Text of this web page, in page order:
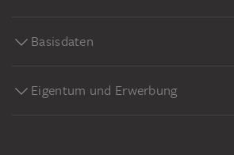
Basisdaten
Eigentum und Erwerbung